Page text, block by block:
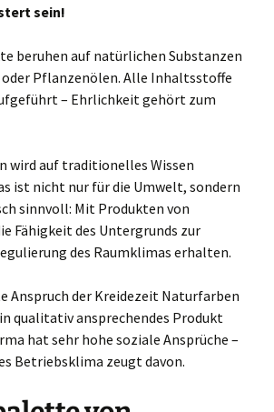
sein!
beruhen auf natürlichen Substanzen
oder Pflanzenölen. Alle Inhaltsstoffe
– Ehrlichkeit gehört zum
wird auf traditionelles Wissen
ist nicht nur für die Umwelt, sondern
sinnvoll: Mit Produkten von
Fähigkeit des Untergrunds zur
des Raumklimas erhalten.
Anspruch der Kreidezeit Naturfarben
qualitativ ansprechendes Produkt
hat sehr hohe soziale Ansprüche –
Betriebsklima zeugt davon.